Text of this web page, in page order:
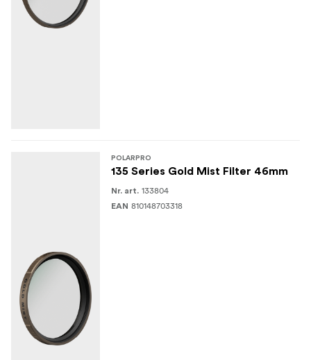
POLARPRO
135 Series Gold Mist Filter 46mm
Nr. art. 133804
EAN 810148703318